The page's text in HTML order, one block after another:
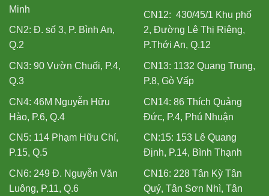
Minh
CN2: Đ. số 3, P. Bình An,
Q.2
CN3: 90 Vườn Chuối, P.4,
Q.3
CN4: 46M Nguyễn Hữu
Hào, P.6, Q.4
CN5: 114 Phạm Hữu Chí,
P.15, Q.5
CN6: 249 Đ. Nguyễn Văn
Luông, P.11, Q.6
CN12: 430/45/1 Khu phố
2, Đường Lê Thị Riêng,
P.Thới An, Q.12
CN13: 1132 Quang Trung,
P.8, Gò Vấp
CN14: 86 Thích Quảng
Đức, P.4, Phú Nhuận
CN:15: 153 Lê Quang
Định, P.14, Bình Thạnh
CN16: 228 Tân Kỳ Tân
Quý, Tân Sơn Nhì, Tân